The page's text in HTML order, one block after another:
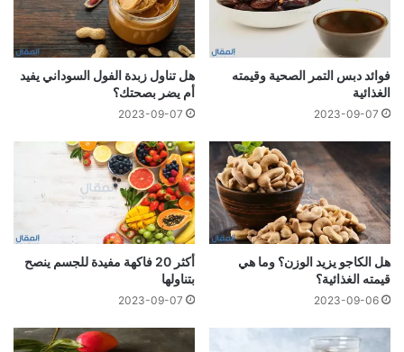
فوائد دبس التمر الصحية وقيمته
الغذائية
2023-09-07
هل تناول زبدة الفول السوداني يفيد
أم يضر بصحتك؟
2023-09-07
هل الكاجو يزيد الوزن؟ وما هي
قيمته الغذائية؟
2023-09-06
أكثر 20 فاكهة مفيدة للجسم ينصح
بتناولها
2023-09-07